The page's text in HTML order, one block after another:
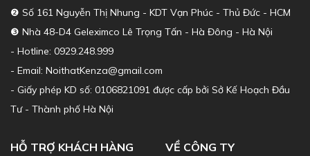
❷ Số 161 Nguyễn Thị Nhung - KDT Vạn Phúc - Thủ Đức - HCM
❸ Nhà 48-D4 Geleximco Lê Trọng Tấn - Hà Đông - Hà Nội
- Hotline: 0929.248.999
- Email: NoithatKenza@gmail.com
- Giấy phép KD số: 0106821091 được cấp bởi Sở Kế Hoạch Đầu
Tư - Thành phố Hà Nội
HỖ TRỢ KHÁCH HÀNG VỀ CÔNG TY